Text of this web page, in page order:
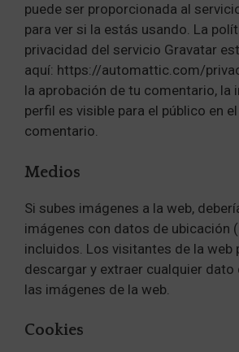
puede ser proporcionada al
para ver si la estás usando. La
privacidad del servicio Gravatar
aquí: https://automattic.com/
la aprobación de tu comentario, la
perfil es visible para el público en
comentario.
Medios
Si subes imágenes a la web,
imágenes con datos de ubicación
incluidos. Los visitantes de la web
descargar y extraer cualquier dato
las imágenes de la web.
Cookies